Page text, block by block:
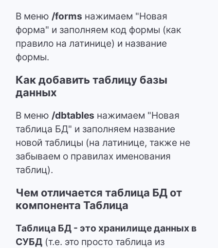
В меню /forms нажимаем "Новая
форма" и заполняем код формы (как
правило на латинице) и название
формы.
Как добавить таблицу базы
данных
В меню /dbtables нажимаем "Новая
таблица БД" и заполняем название
новой таблицы (на латинице, также не
забываем о правилах именования
таблиц).
Чем отличается таблица БД от
компонента Таблица
Таблица БД - это хранилище данных в
СУБД (т.е. это просто таблица из